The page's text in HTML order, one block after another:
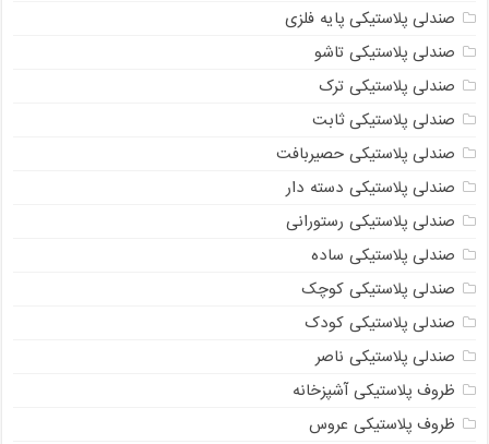
صندلی پلاستیکی پایه فلزی
صندلی پلاستیکی تاشو
صندلی پلاستیکی ترک
صندلی پلاستیکی ثابت
صندلی پلاستیکی حصیربافت
صندلی پلاستیکی دسته دار
صندلی پلاستیکی رستورانی
صندلی پلاستیکی ساده
صندلی پلاستیکی کوچک
صندلی پلاستیکی کودک
صندلی پلاستیکی ناصر
ظروف پلاستیکی آشپزخانه
ظروف پلاستیکی عروس